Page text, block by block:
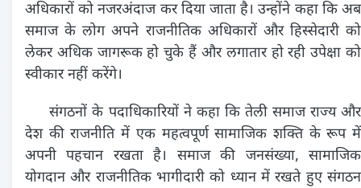
अधिकारों को नजरअंदाज कर दिया जाता है। उन्होंने कहा कि अब
समाज के लोग अपने राजनीतिक अधिकारों और हिस्सेदारी को
लेकर अधिक जागरूक हो चुके हैं और लगातार हो रही उपेक्षा को
स्वीकार नहीं करेंगे।
संगठनों के पदाधिकारियों ने कहा कि तेली समाज राज्य और
देश की राजनीति में एक महत्वपूर्ण सामाजिक शक्ति के रूप में
अपनी पहचान रखता है। समाज की जनसंख्या, सामाजिक
योगदान और राजनीतिक भागीदारी को ध्यान में रखते हुए संगठन